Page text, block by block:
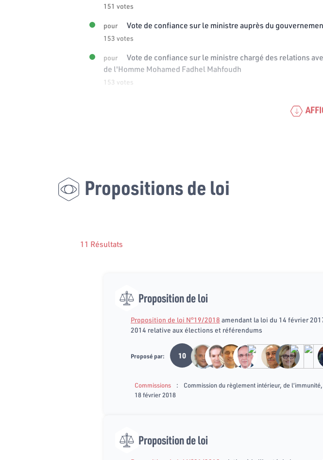
151 votes
pour Vote de confiance sur le ministre auprès du
153 votes
pour
Vote de confiance sur le ministre chargé des relations
de l'Homme Mohamed Fadhel Mahfoudh
153 votes
Propositions de loi
11 Résultats
Proposition de loi
Proposition de loi N°19/2018 amendant la loi du 14 février
2014 relative aux élections et référendums
Proposé par: 10
Commissions :
Commission du règlement intérieur, de
18 février 2018
Proposition de loi